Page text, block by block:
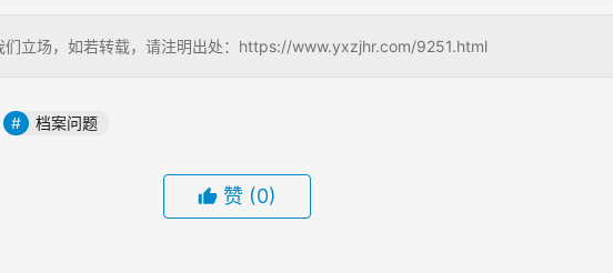
们立场，如若转载，请注明出处：https://www.yxzjhr.com/9251.html
档案问题
赞 (0)